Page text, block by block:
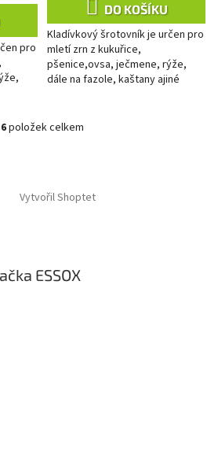
pro
z
5
hvězdiček.
DO KOŠÍKU
Kladívkový šrotovník je určen pro
mletí zrn z kukuřice,
pšenice,ovsa, ječmene, rýže,
dále na fazole, kaštany ajiné
produkt je...
O
d
r
v
6položek celkem
Vytvořil Shoptet
ESSOX